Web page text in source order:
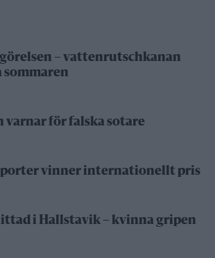
– vattenrutschkanan
sommaren
varnar för falska sotare
vinner internationellt pris
i Hallstavik – kvinna gripen